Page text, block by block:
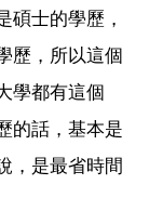
碩士的學歷，
歷，所以這個
學都有這個
的話，基本是
，是最省時間